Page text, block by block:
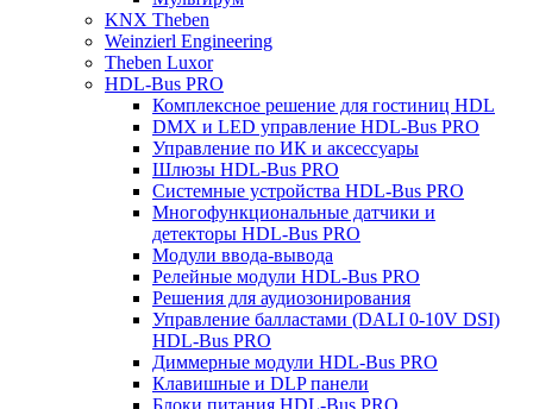
KNX Theben
Weinzierl Engineering
Theben Luxor
HDL-Bus PRO
Комплексное решение для гостиниц HDL
DMX и LED управление HDL-Bus PRO
Управление по ИК и аксессуары
Шлюзы HDL-Bus PRO
Системные устройства HDL-Bus PRO
Многофункциональные датчики и
детекторы HDL-Bus PRO
Модули ввода-вывода
Релейные модули HDL-Bus PRO
Решения для аудиозонирования
Управление балластами (DALI 0-10V DSI)
HDL-Bus PRO
Диммерные модули HDL-Bus PRO
Клавишные и DLP панели
Блоки питания HDL-Bus PRO